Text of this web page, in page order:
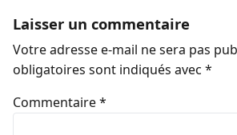
Laisser un commentaire
Votre adresse e-mail ne sera pas
obligatoires sont indiqués avec *
Commentaire*